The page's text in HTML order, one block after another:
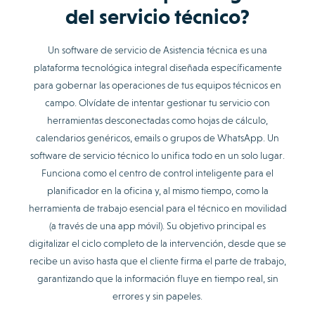
del servicio técnico?
Un software de servicio de Asistencia técnica es una
plataforma tecnológica integral diseñada específicamente
para gobernar las operaciones de tus equipos técnicos en
campo. Olvídate de intentar gestionar tu servicio con
herramientas desconectadas como hojas de cálculo,
calendarios genéricos, emails o grupos de WhatsApp. Un
software de servicio técnico lo unifica todo en un solo lugar.
Funciona como el centro de control inteligente para el
planificador en la oficina y, al mismo tiempo, como la
herramienta de trabajo esencial para el técnico en movilidad
(a través de una app móvil). Su objetivo principal es
digitalizar el ciclo completo de la intervención, desde que se
recibe un aviso hasta que el cliente firma el parte de trabajo,
garantizando que la información fluye en tiempo real, sin
errores y sin papeles.